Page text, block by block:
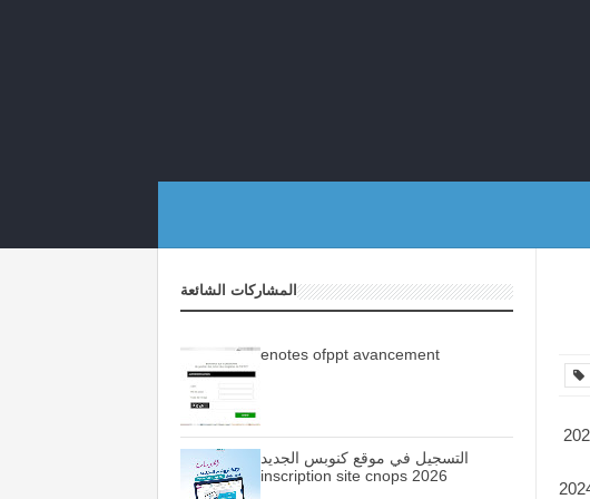
المشاركات الشائعة
enotes ofppt avancement
التسجيل في موقع كنوبس الجديد
inscription site cnops 2026